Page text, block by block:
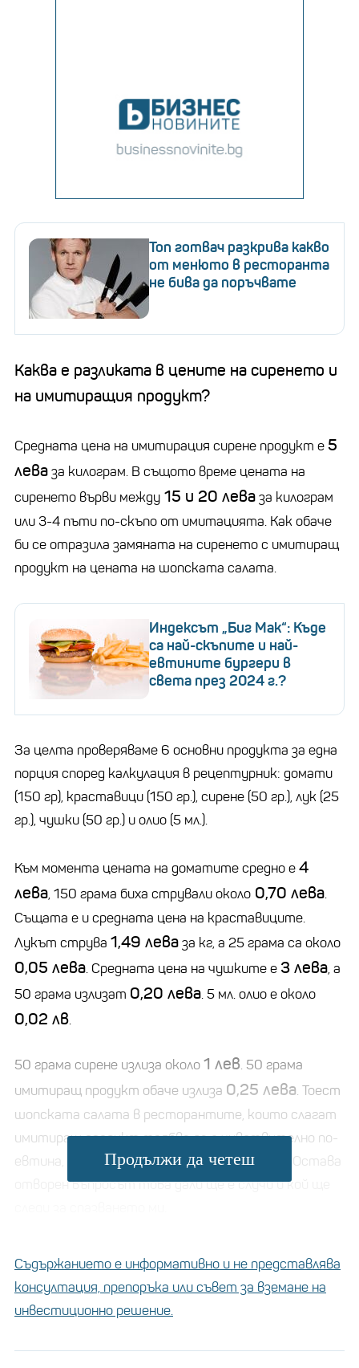
Топ готвач разкрива какво
от менюто в ресторанта
не бива да поръчвате
Каква е разликата в цените на сиренето и
на имитиращия продукт?
Средната цена на имитирация сирене продукт е5
леваза килограм. В същото време цената на
сиренето върви между 15 и 20 леваза килограм
или 3-4 пъти по-скъпо от имитацията. Как обаче
би се отразила замяната на сиренето с имитиращ
продукт на цената на шопската салата.
Индексът „Биг Мак“: Къде
са най-скъпите и най-
евтините бургери в
света през 2024 г.?
За целта проверяваме 6 основни продукта за една
порция според калкулация в рецептурник: домати
(150 гр), краставици (150 гр.), сирене (50 гр.), лук (25
гр.), чушки (50 гр.) и олио (5 мл.).
Към момента цената на доматите средно е4
лева, 150 грама биха стрували около 0,70 лева.
Същата е и средната цена на краставиците.
Лукът струва 1,49 леваза кг, а 25 грама са около
0,05 лева. Средната цена на чушките е 3 лева, а
50 грама излизат 0,20 лева. 5 мл. олио е около
0,02 лв.
50 грама сирене излиза около1 лев. 50 грама
имитиращ продукт обаче излиза 0,25 лева. Тоест
шопската салата в ресторантите, които слагат
имитиращ продукт трябва да е чувствително по-
евтина, от при тези, които слагат сирене. Остава
отворен въпросът това дали ще е случи и кой ще
При приготвяне вкъщи, салатата със сирене
излиза около 2 лева, а тази с имитиращ продукт
около 1,25 лева.
Мандрите у нас произвеждат все повече
Продължи да четеш
Съдържанието е информативно и не представлява
консултация, препоръка или съвет за вземане на
инвестиционно решение.